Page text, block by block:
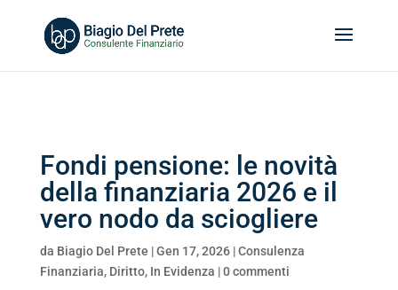
Fondi pensione: le novità
della finanziaria 2026 e il
vero nodo da sciogliere
da Biagio Del Prete |Gen 17, 2026|Consulenza
Finanziaria, Diritto, In Evidenza |0 commenti